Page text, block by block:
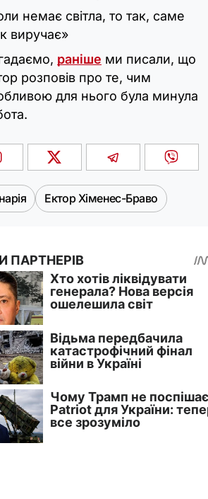
немає світла, то так, саме
виручає»
раніше ми писали, що
розповів про те, чим
для нього була минула
Ектор Хіменес-Браво